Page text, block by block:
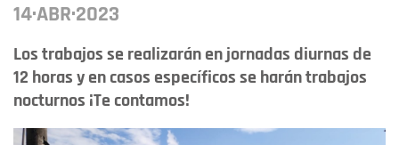
14·ABR·2023
Los trabajos se realizarán en jornadas diurnas de
12 horas y en casos específicos se harán trabajos
nocturnos ¡Te contamos!